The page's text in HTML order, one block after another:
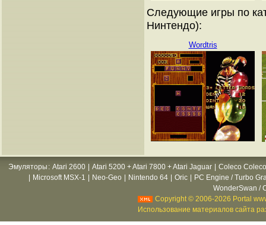
Следующие игры по
Нинтендо):
Wordtris
Эмуляторы : Atari 2600 Atari 5200 + Atari 7800 + Atari Jaguar
Coleco
Microsoft MSX-1 Neo-Geo Nintendo 64 Oric
PC Engine / Turbo
WonderSwan /
Copyright © 2006-2026 Portal
Использование материалов сайта